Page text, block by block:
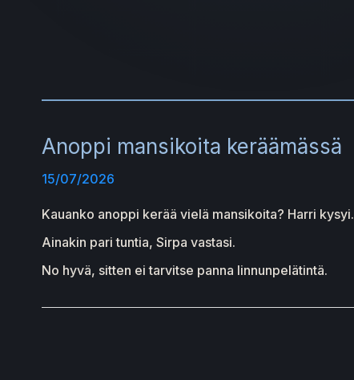
Anoppi mansikoita keräämässä
15/07/2026
Kauanko anoppi kerää vielä mansikoita? Harri kysyi.
Ainakin pari tuntia, Sirpa vastasi.
No hyvä, sitten ei tarvitse panna linnunpelätintä.